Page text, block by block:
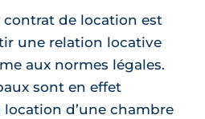
de location est
une relation locative
aux normes légales.
sont en effet
d’une chambre